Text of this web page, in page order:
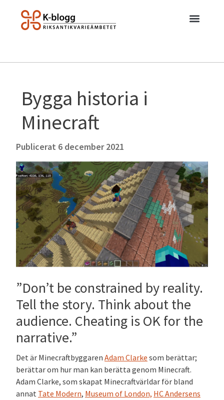
Bygga historia i
Minecraft
Publicerat 6 december 2021
”Don’t be constrained by reality.
Tell the story. Think about the
audience. Cheating is OK for the
narrative.”
Det är Minecraftbyggaren Adam Clarke som berättar;
berättar om hur man kan berätta genom Minecraft.
Adam Clarke, som skapat Minecraftvärldar för bland
annat Tate Modern, Museum of London, HC Andersens